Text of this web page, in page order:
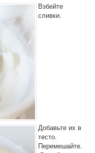
Взбейте
сливки.
Добавьте их в
тесто.
Перемешайте.